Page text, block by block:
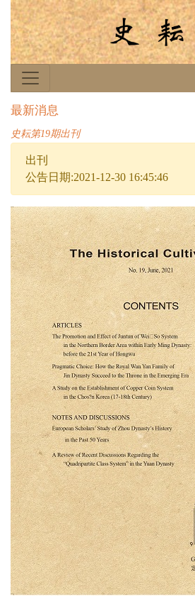
最新消息
史耘第19期出刊
出刊
公告日期:2021-12-30 16:45:46